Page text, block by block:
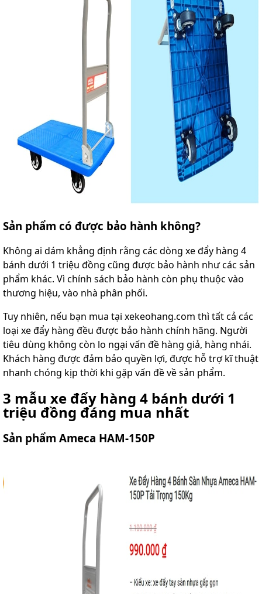
Sản phẩm có được bảo hành không?
Không ai dám khẳng định rằng các dòng xe đẩy hàng 4
bánh dưới 1 triệu đồng cũng được bảo hành như các sản
phẩm khác. Vì chính sách bảo hành còn phụ thuộc vào
thương hiệu, vào nhà phân phối.
Tuy nhiên, nếu bạn mua tại xekeohang.com thì tất cả các
loại xe đẩy hàng đều được bảo hành chính hãng. Người
tiêu dùng không còn lo ngại vấn đề hàng giả, hàng nhái.
Khách hàng được đảm bảo quyền lợi, được hỗ trợ kĩ thuật
nhanh chóng kịp thời khi gặp vấn đề về sản phẩm.
3 mẫu xe đẩy hàng 4 bánh dưới 1
triệu đồng đáng mua nhất
Sản phẩm Ameca HAM-150P